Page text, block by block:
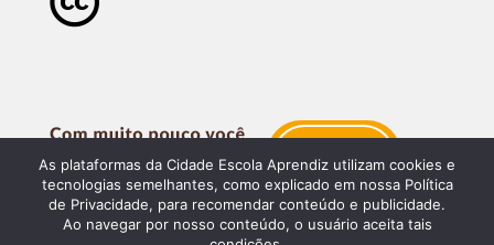
As plataformas da Cidade Escola Aprendiz utilizam cookies e
tecnologias semelhantes, como explicado em nossa Política
de Privacidade, para recomendar conteúdo e publicidade.
Ao navegar por nosso conteúdo, o usuário aceita tais